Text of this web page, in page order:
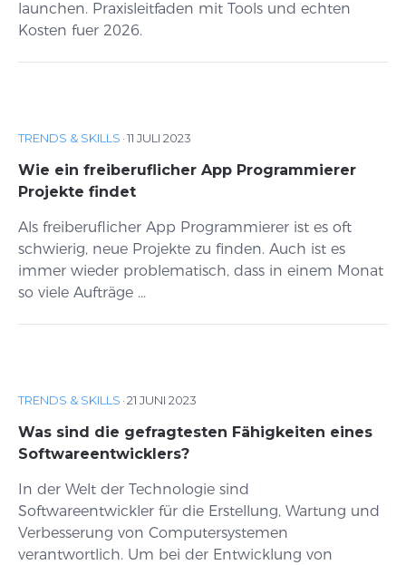
launchen. Praxisleitfaden mit Tools und echten
Kosten fuer 2026.
TRENDS & SKILLS ·11 JULI 2023
Wie ein freiberuflicher App Programmierer
Projekte findet
Als freiberuflicher App Programmierer ist es oft
schwierig, neue Projekte zu finden. Auch ist es
immer wieder problematisch, dass in einem Monat
so viele Aufträge ...
TRENDS & SKILLS ·21 JUNI 2023
Was sind die gefragtesten Fähigkeiten eines
Softwareentwicklers?
In der Welt der Technologie sind
Softwareentwickler für die Erstellung, Wartung und
Verbesserung von Computersystemen
verantwortlich. Um bei der Entwicklung von